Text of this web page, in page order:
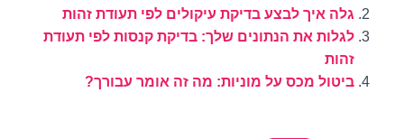
גלה איך לבצע בדיקת עיקולים לפי תעודת זהות
לגלות את הנתונים שלך: בדיקת קנסות לפי תעודת
זהות
ביטול מכס על מוניות: מה זה אומר עבורך?